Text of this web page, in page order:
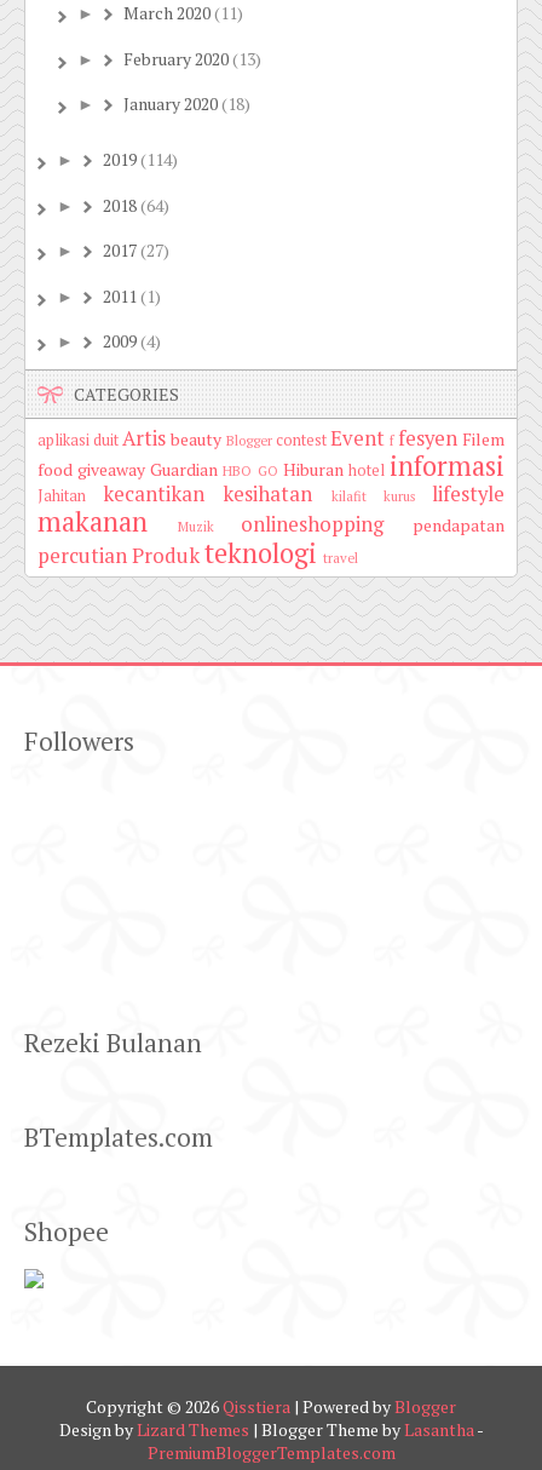
► March 2020(11)
► February 2020(13)
► January 2020(18)
► 2019(114)
► 2018(64)
► 2017(27)
► 2011(1)
► 2009(4)
CATEGORIES
aplikasi duitArtis beauty Blogger contestEvent f fesyen Filem
food giveaway Guardian HBO GO Hiburan hotel informasi
Jahitan kecantikan kesihatan kilafit kurus lifestyle
makanan Muzik onlineshopping pendapatan
percutianProdukteknologi travel
Followers
Rezeki Bulanan
BTemplates.com
Shopee
Copyright © 2026Qisstiera | Powered byBlogger
Design byLizard Themes | Blogger Theme byLasantha-
PremiumBloggerTemplates.com